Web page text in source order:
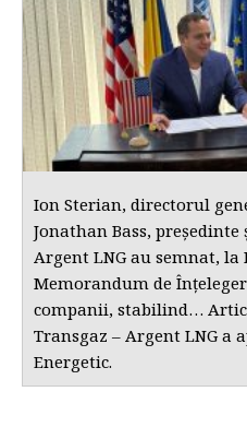
Ion Sterian, directorul
Jonathan Bass,
Argent LNG au semnat, la
Memorandum de
companii, stabilind…
Transgaz – Argent LNG a
Energetic.